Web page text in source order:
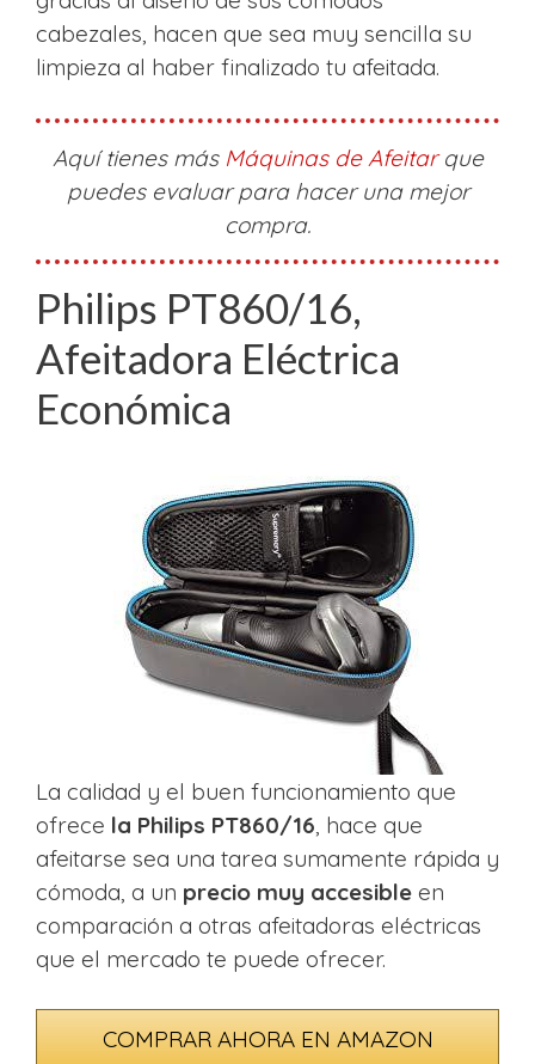
cabezales, hacen que sea muy sencilla su
limpieza al haber finalizado tu afeitada.
Aquí tienes más Máquinas de Afeitarque
puedes evaluar para hacer una mejor
compra.
Philips PT860/16,
Afeitadora Eléctrica
Económica
La calidad y el buen funcionamiento que
ofrece la Philips PT860/16 , hace que
afeitarse sea una tarea sumamente rápida y
cómoda, a un precio muy accesible en
comparación a otras afeitadoras eléctricas
que el mercado te puede ofrecer.
COMPRAR AHORA EN AMAZON